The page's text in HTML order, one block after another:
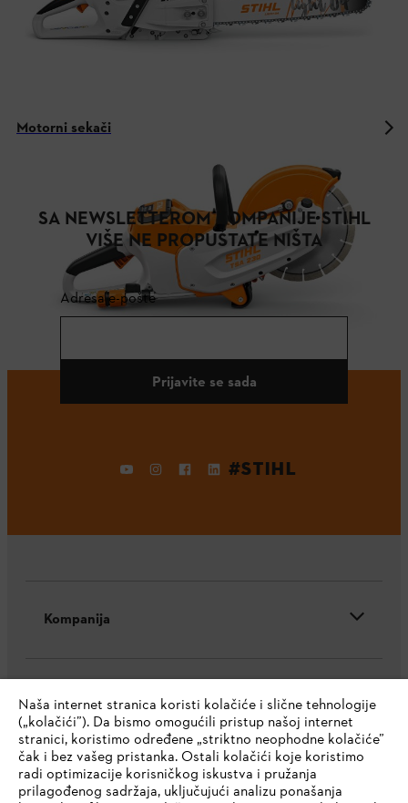
Motorni sekači
SA NEWSLETTEROM KOMPANIJE STIHL
VIŠE NE PROPUŠTATE NIŠTA
Adresa e-pošte
Prijavite se sada
#STIHL
Kompanija
STIHL FAQ
Servis
Naša internet stranica koristi kolačiće i slične tehnologije
(„kolačići”). Da bismo omogućili pristup našoj internet
stranici, koristimo određene „striktno neophodne kolačiće”
čak i bez vašeg pristanka. Ostali kolačići koje koristimo
radi optimizacije korisničkog iskustva i pružanja
prilagođenog sadržaja, uključujući analizu ponašanja